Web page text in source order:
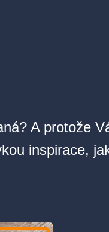
A protože
inspirace,